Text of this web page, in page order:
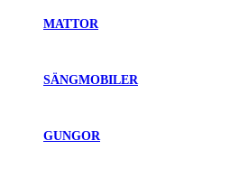
MATTOR
SÄNGMOBILER
GUNGOR